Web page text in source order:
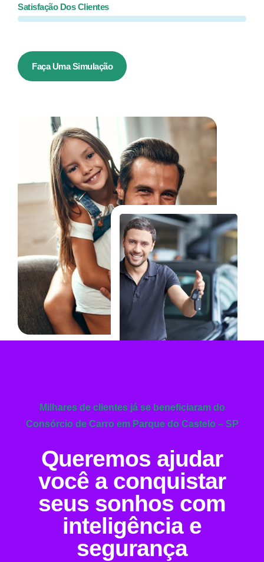
Satisfação Dos Clientes
Faça Uma Simulação
Milhares de clientes já se beneficiaram do
Consórcio de Carro em Parque do Castelo – SP
Queremos ajudar
você a conquistar
seus sonhos com
inteligência e
segurança